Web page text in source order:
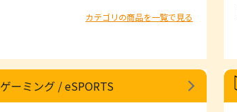
カテゴリの商品を一覧で見る
ゲーミング / eSPORTS